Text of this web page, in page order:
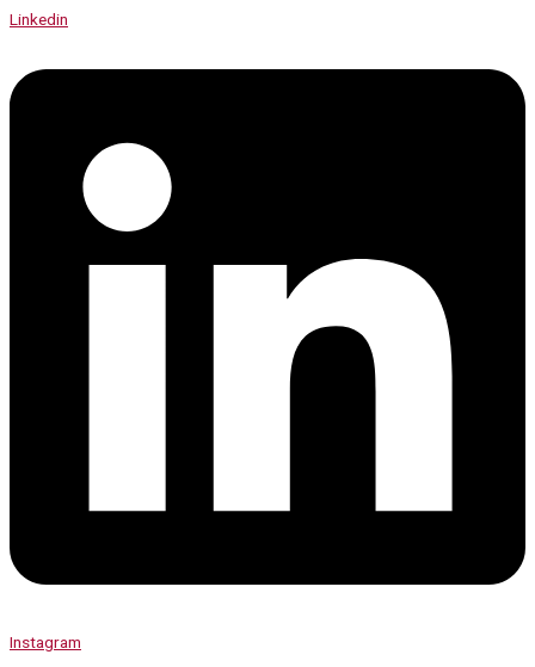
Linkedin
Instagram